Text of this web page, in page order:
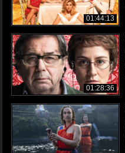
01:44:13
01:28:36